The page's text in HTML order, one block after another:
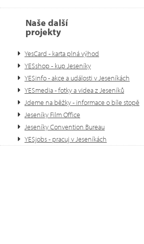
Naše další
projekty
YesCard - karta plná výhod
YESshop - kup Jeseníky
YESinfo - akce a události v Jeseníkách
YESmedia - fotky a videa z Jeseníků
Jdeme na běžky - informace o bíle stopě
Jeseníky Film Office
Jeseníky Convention Bureau
YESjobs - pracuj v Jeseníkách